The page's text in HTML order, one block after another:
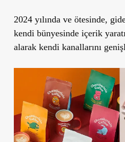
2024 yılında ve ötesinde,
kendi bünyesinde içerik
alarak kendi kanallarını